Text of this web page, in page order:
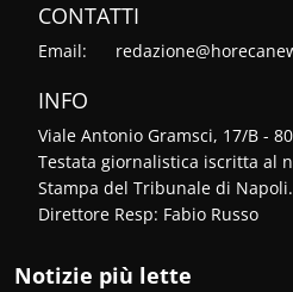
CONTATTI
Email:
INFO
Viale Antonio Gramsci, 17/B -
Testata giornalistica iscritta al
Stampa del Tribunale di Napoli.
Direttore Resp: Fabio Russo
Notizie più lette